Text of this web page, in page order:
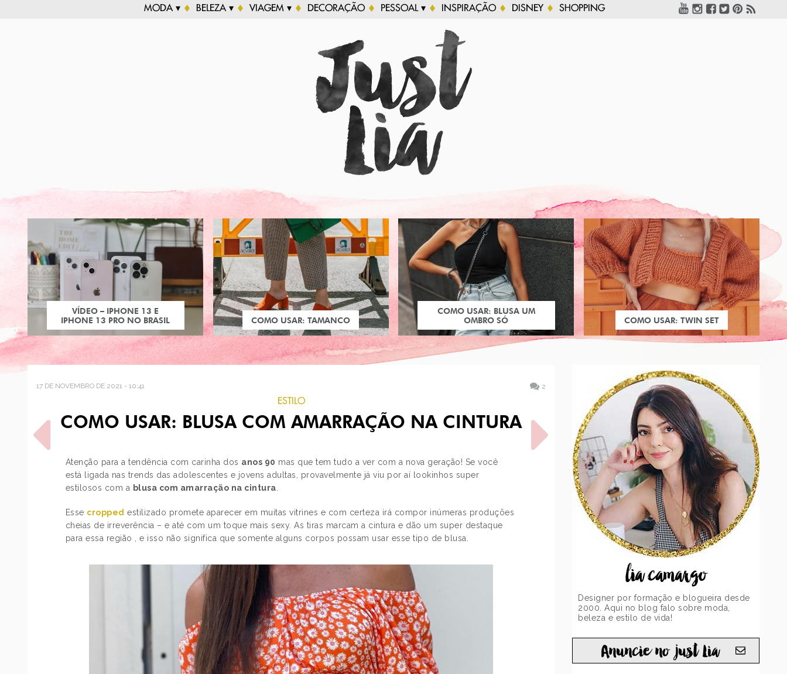
MODA ▾ BELEZA ▾ VIAGEM ▾ DECORAÇÃO PESSOAL ▾ INSPIRAÇÃO DISNEY SHOPPING
VÍDEO – IPHONE 13 E
IPHONE 13 PRO NO BRASIL
COMO USAR: TAMANCO
COMO USAR: BLUSA UM
OMBRO SÓ
COMO USAR: TWIN SET
17 DE NOVEMBRO DE 2021 - 10:41 2
ESTILO
COMO USAR: BLUSA COM AMARRAÇÃO NA CINTURA
Atenção para a tendência com carinha dos anos 90 mas que tem tudo a ver com a nova geração! Se você
está ligada nas trends das adolescentes e jovens adultas, provavelmente já viu por aí lookinhos super
estilosos com a blusa com amarração na cintura
Esse cropped estilizado promete aparecer em muitas vitrines e com certeza irá compor inúmeras produções
cheias de irreverência – e até com um toque mais sexy. As tiras marcam a cintura e dão um super destaque
para essa região , e isso não significa que somente alguns corpos possam usar esse tipo de blusa.
IPHONE 13 PRO…
lia camargo
Designer por formação e blogueira desde
2000. Aqui no blog falo sobre moda,
beleza e estilo de vida!
Anuncie no just Lia